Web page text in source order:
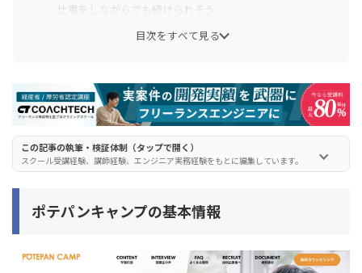
仕事をしながらでも続けられそう
自分でオリジナルアプリを制作できるようになった
受託開発企業から内定をもらえた
現場目線の本格的なレビューをもらえた
模擬面接や履歴書添削が良かった
ポテパンキャンプの料金・コース
ポテパンキャンプに向いている人・向いていない人の特
目次をすべて見る
この記事の執筆・検証体制（タップで開く）
スクール受講経験、講師経験、エンジニア実務経験をもとに編集しています。
ポテパンキャンプの基本情報